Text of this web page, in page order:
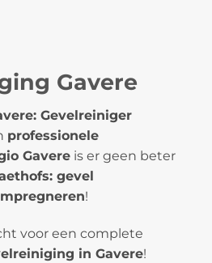
Gavere
Gevelreiniger
professionele
Gavere is er geen beter
gevel
!
voor een complete
in Gavere!